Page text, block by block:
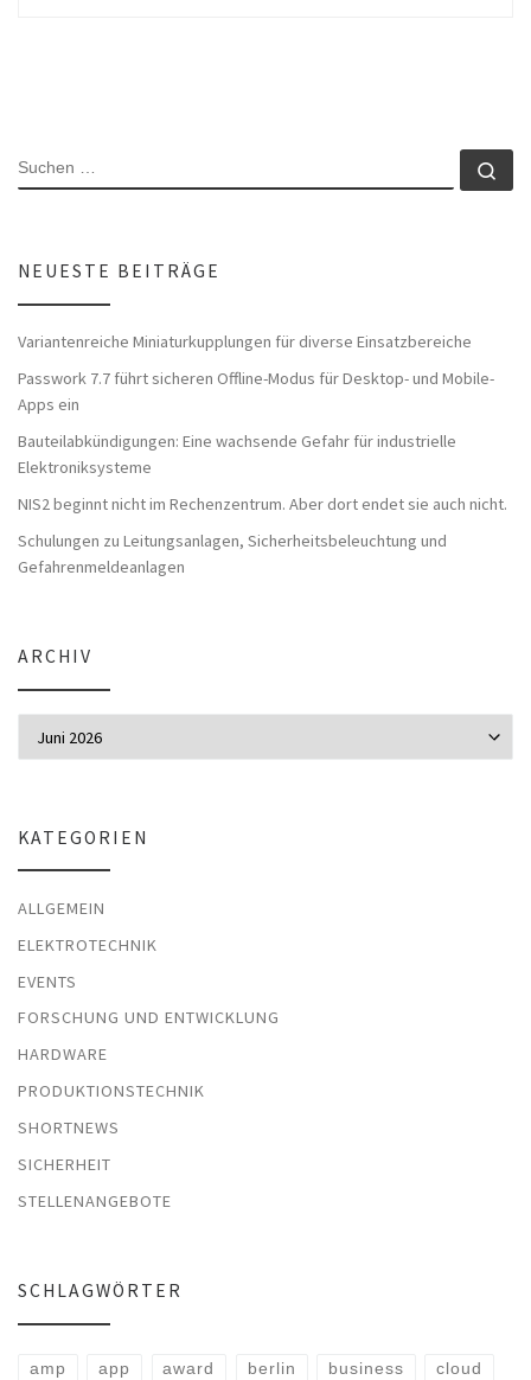
SUCHE
NEUESTE BEITRÄGE
Variantenreiche Miniaturkupplungen für diverse Einsatzbereiche
Passwork 7.7 führt sicheren Offline-Modus für Desktop- und Mobile-
Apps ein
Bauteilabkündigungen: Eine wachsende Gefahr für industrielle
Elektroniksysteme
NIS2 beginnt nicht im Rechenzentrum. Aber dort endet sie auch nicht.
Schulungen zu Leitungsanlagen, Sicherheitsbeleuchtung und
Gefahrenmeldeanlagen
ARCHIV
KATEGORIEN
ALLGEMEIN
ELEKTROTECHNIK
EVENTS
FORSCHUNG UND ENTWICKLUNG
HARDWARE
PRODUKTIONSTECHNIK
SHORTNEWS
SICHERHEIT
STELLENANGEBOTE
SCHLAGWÖRTER
amp app award berlin business cloud